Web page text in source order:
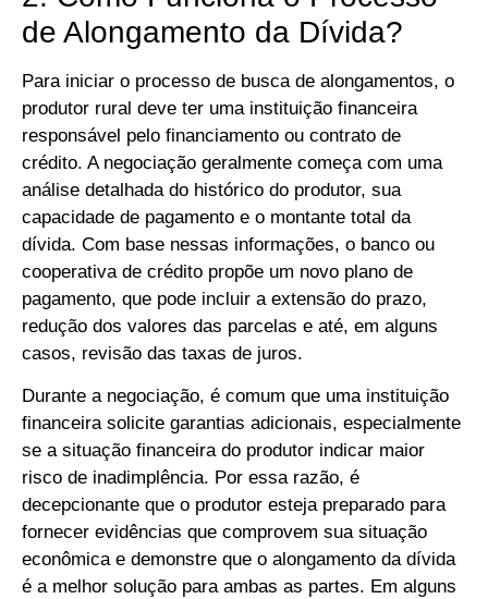
de Alongamento da Dívida?
Para iniciar o processo de busca de alongamentos, o
produtor rural deve ter uma instituição financeira
responsável pelo financiamento ou contrato de
crédito. A negociação geralmente começa com uma
análise detalhada do histórico do produtor, sua
capacidade de pagamento e o montante total da
dívida. Com base nessas informações, o banco ou
cooperativa de crédito propõe um novo plano de
pagamento, que pode incluir a extensão do prazo,
redução dos valores das parcelas e até, em alguns
casos, revisão das taxas de juros.
Durante a negociação, é comum que uma instituição
financeira solicite garantias adicionais, especialmente
se a situação financeira do produtor indicar maior
risco de inadimplência. Por essa razão, é
decepcionante que o produtor esteja preparado para
fornecer evidências que comprovem sua situação
econômica e demonstre que o alongamento da dívida
é a melhor solução para ambas as partes. Em alguns